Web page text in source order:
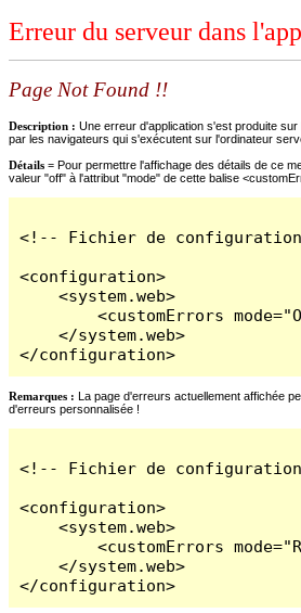
Erreur du serveur dans
Page Not Found !!
Description : Une erreur d'application s'est produite
par les navigateurs qui s'exécutent sur l'ordinateur
Détails = Pour permettre l'affichage des détails de ce
valeur "off" à l'attribut "mode" de cette balise
<!-- Fichier de configuration
<configuration>
    <system.web>
<customErrors
    </system.web>
</configuration>
Remarques : La page d'erreurs actuellement affichée
d'erreurs personnalisée !
<!-- Fichier de configuration
<configuration>
    <system.web>
<customErrors
    </system.web>
</configuration>